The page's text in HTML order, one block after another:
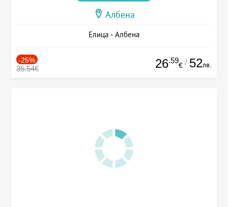
Албена
Елица - Албена
-25%
35.54€ 26.59
€ / 52лв.